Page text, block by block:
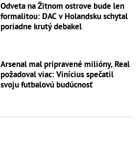
Odveta na Žitnom ostrove bude len
formalitou: DAC v Holandsku schytal
poriadne krutý debakel
Arsenal mal pripravené milióny, Real
požadoval viac: Vinícius spečatil
svoju futbalovú budúcnosť